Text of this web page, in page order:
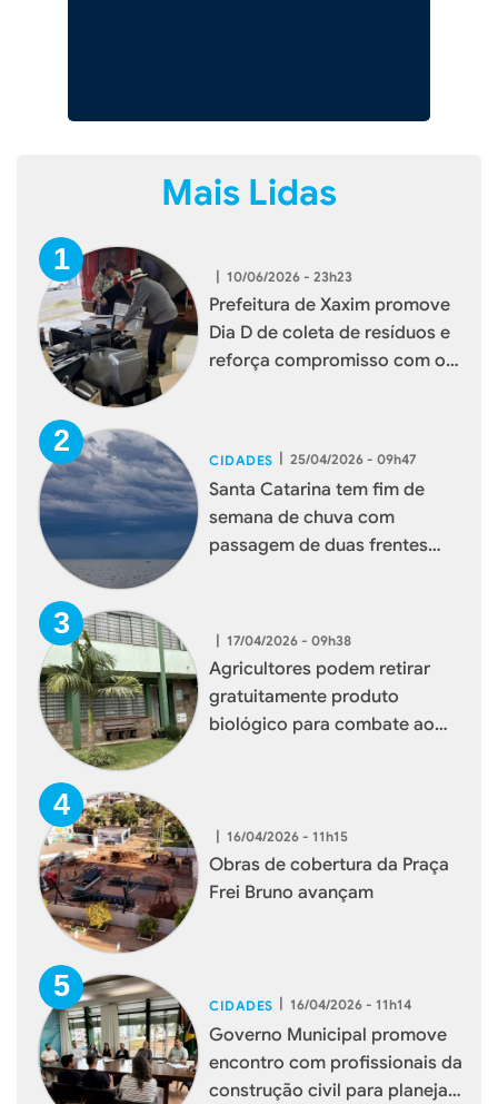
Mais Lidas
| 10/06/2026 - 23h23
Prefeitura de Xaxim promove
Dia D de coleta de resíduos e
reforça compromisso com o
CIDADES | 25/04/2026 - 09h47
Santa Catarina tem fim de
semana de chuva com
passagem de duas frentes
| 17/04/2026 - 09h38
Agricultores podem retirar
gratuitamente produto
biológico para combate ao
| 16/04/2026 - 11h15
Obras de cobertura da Praça
Frei Bruno avançam
CIDADES | 16/04/2026 - 11h14
Governo Municipal promove
encontro com profissionais da
construção civil para planejar